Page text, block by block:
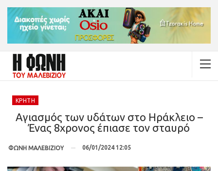
ΚΡΉΤΗ
Αγιασμός των υδάτων στο Ηράκλειο –
Ένας 8χρονος έπιασε τον σταυρό
ΦΩΝΗ ΜΑΛΕΒΙΖΙΟΥ 06/01/2024 12:05